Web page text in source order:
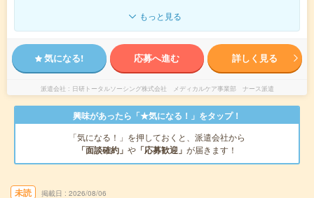
もっと見る
気になる! 応募へ進む 詳しく見る
派遣会社 日研トータルソーシング株式会社 メディカルケア事業部 ナース派遣
興味があったら「★気になる！」をタップ！
「気になる！」を押しておくと、派遣会社から
「面談確約」 や 「応募歓迎」 が届きます！
未読 掲載日 2026/08/06